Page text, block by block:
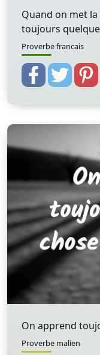
Quand on met
toujours
Proverbe francais
On apprend
Proverbe malien